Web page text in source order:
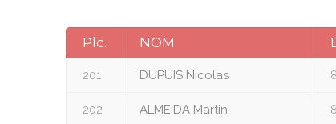
Plc. NOM
201 DUPUIS Nicolas
202 ALMEIDA Martin